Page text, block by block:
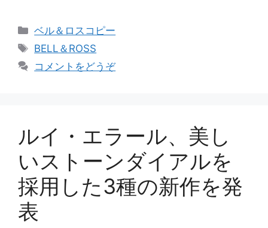
カ
テ
リ
ベル＆ロスコピー
タ
BELL＆ROSS
コメントをどうぞ
ルイ・エラール、美し
いストーンダイアルを
採用した3種の新作を発
表